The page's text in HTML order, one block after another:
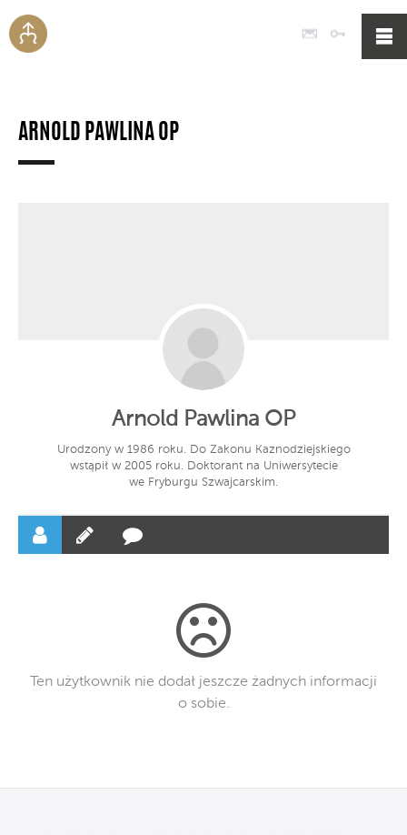
Poczta
ARNOLD PAWLINA OP
Arnold Pawlina OP
Urodzony w 1986 roku. Do Zakonu Kaznodziejskiego
wstąpił w 2005 roku. Doktorant na Uniwersytecie
we Fryburgu Szwajcarskim.
Ten użytkownik nie dodał jeszcze żadnych informacji
o sobie.